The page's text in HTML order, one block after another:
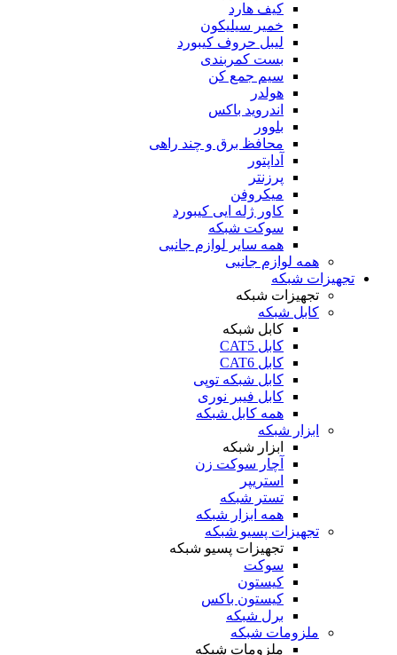
کیف هارد
خمیر سیلیکون
لیبل حروف کیبورد
بست کمربندی
سیم جمع کن
هولدر
اندروید باکس
بلوور
محافظ برق و چند راهی
آداپتور
پرزنتر
میکروفن
کاور ژله ایی کیبورد
سوکت شبکه
همه سایر لوازم جانبی
همه لوازم جانبی
تجهیزات شبکه
تجهیزات شبکه
کابل شبکه
کابل شبکه
کابل CAT5
کابل CAT6
کابل شبکه توپی
کابل فیبر نوری
همه کابل شبکه
ابزار شبکه
ابزار شبکه
آچار سوکت زن
استریپر
تستر شبکه
همه ابزار شبکه
تجهیزات پسیو شبکه
تجهیزات پسیو شبکه
سوکت
کیستون
کیستون باکس
برل شبکه
ملزومات شبکه
ملزومات شبکه